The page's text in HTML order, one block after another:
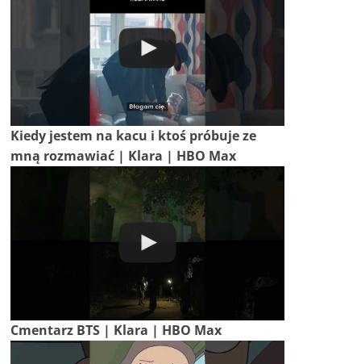
Kiedy jestem na kacu i ktoś próbuje ze
mną rozmawiać | Klara | HBO Max
Cmentarz BTS | Klara | HBO Max